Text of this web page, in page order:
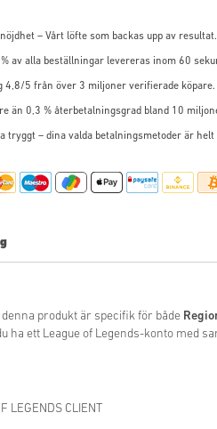
– Vårt löfte som backas upp av resultat.
av alla beställningar levereras inom 60
4,8/5 från över 3 miljoner verifierade köpare.
än 0,3 % återbetalningsgrad bland 10
tryggt – dina valda betalningsmetoder är helt
produkt är specifik för både
ha ett League of Legends-konto med
LEGENDS CLIENT